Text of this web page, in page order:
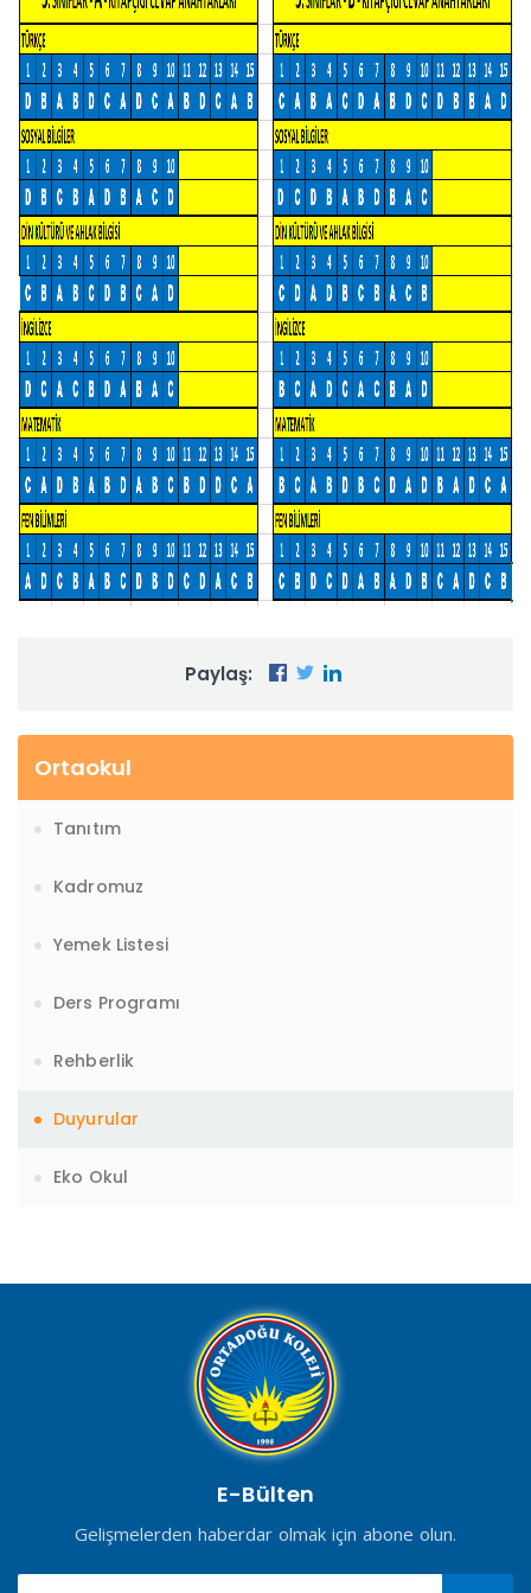
9 - Van'dayız!... Van Gezimiz... (YENİ)
10 - İl Şampiyonuyuz...???????????? (YENİ)
1 - 1 MART 2026 BURSLULUK 7. SINIF CEVAP ANAHTARLARI... (YENİ)
Ortaokul
Tanıtım
Kadromuz
Yemek Listesi
Ders Programı
Rehberlik
Duyurular
Eko Okul
Paylaş:
E-Bülten
Gelişmelerden haberdar olmak için abone olun.